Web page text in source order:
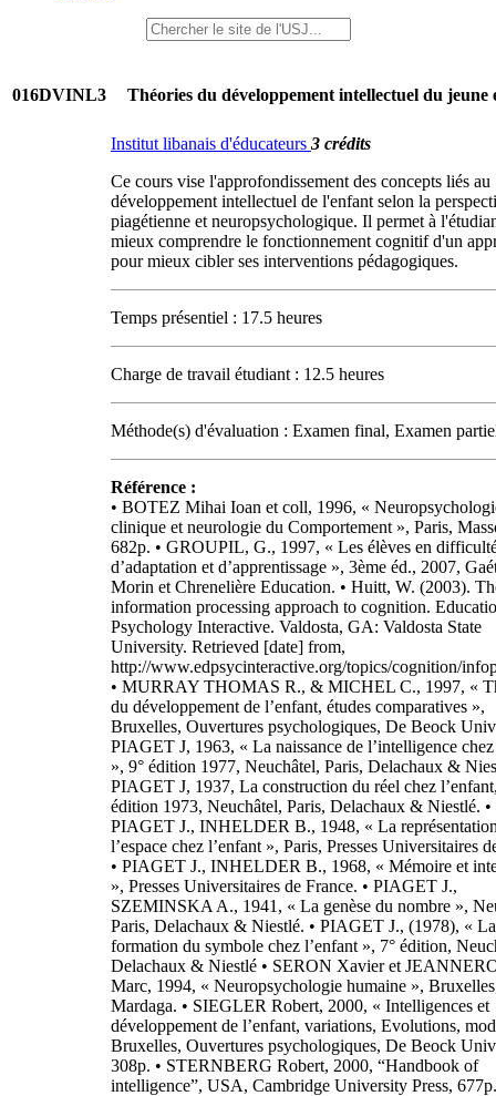
016DVINL3 Théories du développement intellectuel du jeune
Institut libanais d'éducateurs 3 crédits
Ce cours vise l'approfondissement des concepts liés au
développement intellectuel de l'enfant selon la
piagétienne et neuropsychologique. Il permet à
mieux comprendre le fonctionnement cognitif d'un
pour mieux cibler ses interventions pédagogiques.
Temps présentiel : 17.5 heures
Charge de travail étudiant : 12.5 heures
Méthode(s) d'évaluation : Examen final, Examen
Référence :
• BOTEZ Mihai Ioan et coll, 1996, «
clinique et neurologie du Comportement », Paris,
682p. • GROUPIL, G., 1997, « Les élèves en
d’adaptation et d’apprentissage », 3ème éd., 2007,
Morin et Chrenelière Education. • Huitt, W. (2003).
information processing approach to cognition.
Psychology Interactive. Valdosta, GA: Valdosta State
University. Retrieved [date] from,
http://www.edpsycinteractive.org/topics/cognition/
• MURRAY THOMAS R., & MICHEL C., 1997, «
du développement de l’enfant, études comparatives »,
Bruxelles, Ouvertures psychologiques, De Beock
PIAGET J, 1963, « La naissance de l’intelligence chez
», 9° édition 1977, Neuchâtel, Paris, Delachaux &
PIAGET J, 1937, La construction du réel chez
édition 1973, Neuchâtel, Paris, Delachaux & Niestlé. •
PIAGET J., INHELDER B., 1948, « La
l’espace chez l’enfant », Paris, Presses Universitaires
• PIAGET J., INHELDER B., 1968, « Mémoire et
», Presses Universitaires de France. • PIAGET J.,
SZEMINSKA A., 1941, « La genèse du nombre »,
Paris, Delachaux & Niestlé. • PIAGET J., (1978), « La
formation du symbole chez l’enfant », 7° édition,
Delachaux & Niestlé • SERON Xavier et
Marc, 1994, « Neuropsychologie humaine »,
Mardaga. • SIEGLER Robert, 2000, « Intelligences et
développement de l’enfant, variations, Evolutions,
Bruxelles, Ouvertures psychologiques, De Beock
308p. • STERNBERG Robert, 2000, “Handbook of
intelligence”, USA, Cambridge University Press, 677p.